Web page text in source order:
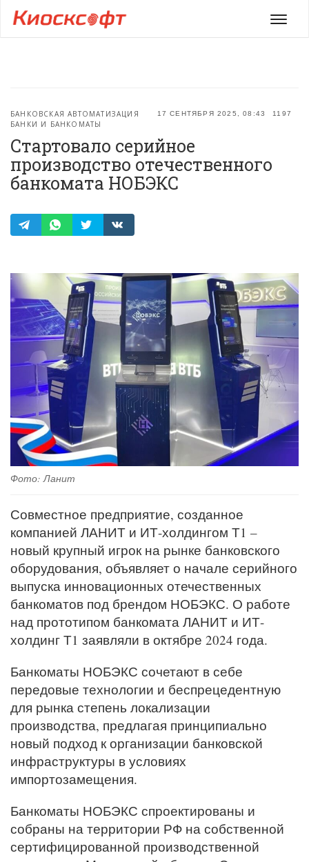
Меню
17 СЕНТЯБРЯ 2025, 08:43 1197
БАНКОВСКАЯ АВТОМАТИЗАЦИЯ
БАНКИ И БАНКОМАТЫ
Стартовало серийное
производство отечественного
банкомата НОБЭКС
Фото: Ланит
Совместное предприятие, созданное
компанией ЛАНИТ и ИТ-холдингом Т1 –
новый крупный игрок на рынке банковского
оборудования, объявляет о начале серийного
выпуска инновационных отечественных
банкоматов под брендом НОБЭКС. О работе
над прототипом банкомата ЛАНИТ и ИТ-
холдинг Т1 заявляли в октябре 2024 года.
Банкоматы НОБЭКС сочетают в себе
передовые технологии и беспрецедентную
для рынка степень локализации
производства, предлагая принципиально
новый подход к организации банковской
инфраструктуры в условиях
импортозамещения.
Банкоматы НОБЭКС спроектированы и
собраны на территории РФ на собственной
сертифицированной производственной